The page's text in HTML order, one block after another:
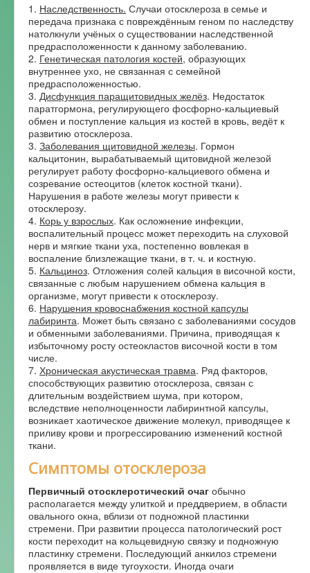
1. Наследственность. Случаи отосклероза в семье и
передача признака с повреждённым геном по наследству
натолкнули учёных о существовании наследственной
предрасположенности к данному заболеванию.
2. Генетическая патология костей, образующих
внутреннее ухо, не связанная с семейной
предрасположенностью.
3. Дисфункция паращитовидных желёз. Недостаток
паратгормона, регулирующего фосфорно-кальциевый
обмен и поступление кальция из костей в кровь, ведёт к
развитию отосклероза.
3. Заболевания щитовидной железы. Гормон
кальцитонин, вырабатываемый щитовидной железой
регулирует работу фосфорно-кальциевого обмена и
созревание остеоцитов (клеток костной ткани).
Нарушения в работе железы могут привести к
отосклерозу.
4. Корь у взрослых. Как осложнение инфекции,
воспалительный процесс может переходить на слуховой
нерв и мягкие ткани уха, постепенно вовлекая в
воспаление близлежащие ткани, в т. ч. и костную.
5. Кальциноз. Отложения солей кальция в височной кости,
связанные с любым нарушением обмена кальция в
организме, могут привести к отосклерозу.
6. Нарушения кровоснабжения костной капсулы
лабиринта. Может быть связано с заболеваниями сосудов
и обменными заболеваниями. Причина, приводящая к
избыточному росту остеокластов височной кости в том
числе.
7. Хроническая акустическая травма. Ряд факторов,
способствующих развитию отосклероза, связан с
длительным воздействием шума, при котором,
вследствие неполноценности лабиринтной капсулы,
возникает хаотическое движение молекул, приводящее к
приливу крови и прогрессированию изменений костной
ткани.
Симптомы отосклероза
Первичный отосклеротический очаг обычно
располагается между улиткой и преддверием, в области
овального окна, вблизи от подножной пластинки
стремени. При развитии процесса патологический рост
кости переходит на кольцевидную связку и подножную
пластинку стремени. Последующий анкилоз стремени
проявляется в виде тугоухости. Иногда очаги